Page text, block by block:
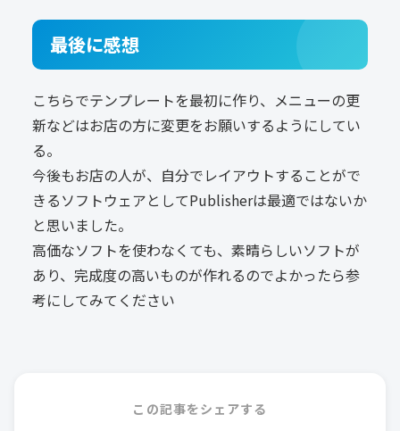
最後に感想
こちらでテンプレートを最初に作り、メニューの更
新などはお店の方に変更をお願いするようにしてい
る。
今後もお店の人が、自分でレイアウトすることがで
きるソフトウェアとしてPublisherは最適ではないか
と思いました。
高価なソフトを使わなくても、素晴らしいソフトが
あり、完成度の高いものが作れるのでよかったら参
考にしてみてください
この記事をシェアする